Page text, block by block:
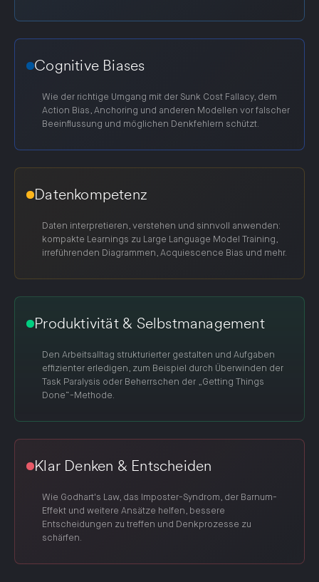
Cognitive Biases
Wie der richtige Umgang mit der Sunk Cost Fallacy, dem
Action Bias, Anchoring und anderen Modellen vor falscher
Beeinflussung und möglichen Denkfehlern schützt.
Datenkompetenz
Daten interpretieren, verstehen und sinnvoll anwenden:
kompakte Learnings zu Large Language Model Training,
irreführenden Diagrammen, Acquiescence Bias und mehr.
Produktivität & Selbstmanagement
Den Arbeitsalltag strukturierter gestalten und Aufgaben
effizienter erledigen, zum Beispiel durch Überwinden der
Task Paralysis oder Beherrschen der „Getting Things
Done“-Methode.
Klar Denken & Entscheiden
Wie Godhart's Law, das Imposter-Syndrom, der Barnum-
Effekt und weitere Ansätze helfen, bessere
Entscheidungen zu treffen und Denkprozesse zu
schärfen.